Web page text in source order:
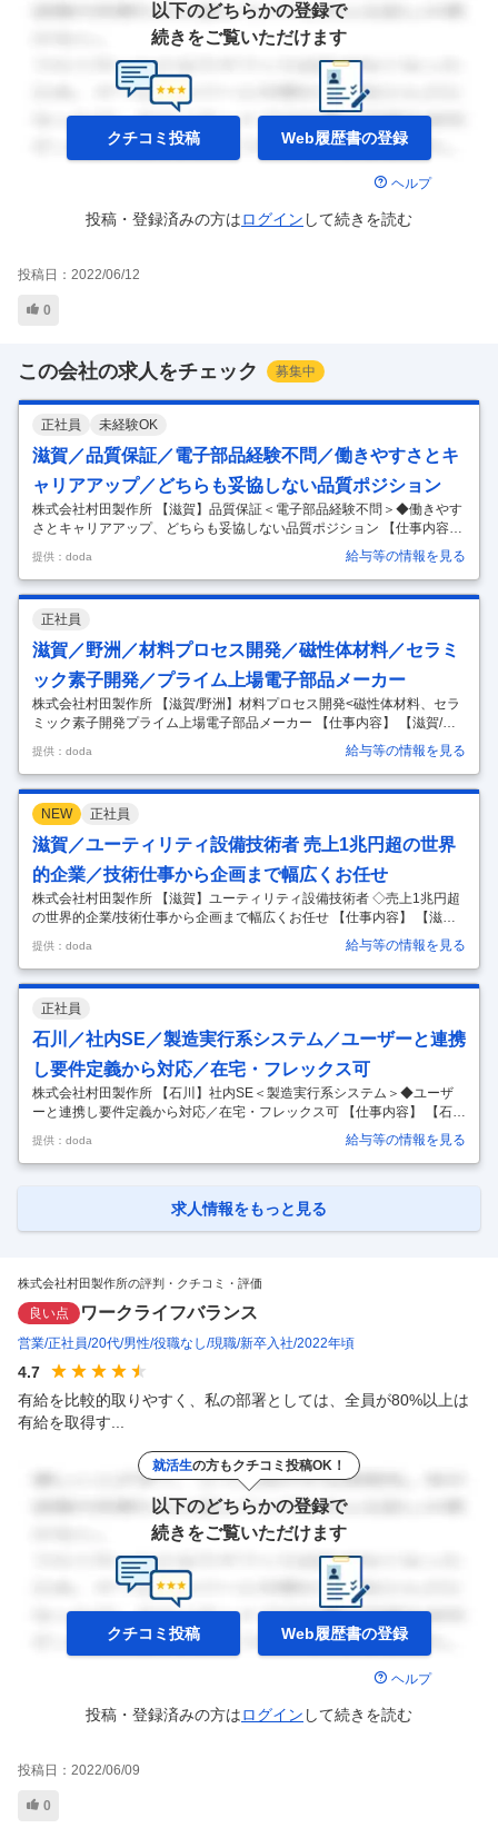
以下のどちらかの登録で
続きをご覧いただけます
クチコミ投稿 Web履歴書の登録
ヘルプ
投稿・登録済みの方はログイン して続きを読む
投稿日： 2022/06/12
0
この会社の求人をチェック 募集中
正社員 未経験OK
滋賀／品質保証／電子部品経験不問／働きやすさとキ
ャリアアップ／どちらも妥協しない品質ポジション
株式会社村田製作所 【滋賀】品質保証＜電子部品経験不問＞◆働きやす
さとキャリアアップ、どちらも妥協しない品質ポジション 【仕事内容】
【滋賀】品質保証＜電子部品経験不問＞◆働きやすさとキャリアアッ
プ、どちらも妥協しない品質ポジション 【具体的な仕事内容】 ～電子部
品経験不問。品質保証として、製品開発の源流から量産・グローバル展
開まで品質を創り込むことが可能です～ 電子部品の品質保証における、
以下業務を担当して頂きます。 ■業務詳細（業務例） ・新規開発取り組
みのプロジェクト会議に参加。開発目標やその評価方法の検討に品質視
点でアドバイスを行う。 ・既存量産品の材料・設計変更に対して品質視
点で参画…
提供：doda 給与等の情報を見る
正社員
滋賀／野洲／材料プロセス開発／磁性体材料／セラミ
ック素子開発／プライム上場電子部品メーカー
株式会社村田製作所 【滋賀/野洲】材料プロセス開発<磁性体材料、セラ
ミック素子開発プライム上場電子部品メーカー 【仕事内容】 【滋賀/野
洲】材料プロセス開発<磁性体材料、セラミック素子開発プライム上場
電子部品メーカー 【具体的な仕事内容】 電子部品向けの磁性材料の設
計、原料プロセスおよび窯業プロセスの技術開発に携わっていただきま
す。 業務の流れとしては、商品開発部門より「どんな性能のインダクタ
が必要で、そのためにどんなコアがいるか」というニーズを受けて、組
成の検討から、それを実現するためのプロセス開発までを担います。 ■
業務詳細 ・既存材料のQCDを抜本的に改善する取り組みを、工場の製造
プロセ…
提供：doda 給与等の情報を見る
NEW 正社員
滋賀／ユーティリティ設備技術者 売上1兆円超の世界
的企業／技術仕事から企画まで幅広くお任せ
株式会社村田製作所 【滋賀】ユーティリティ設備技術者 ◇売上1兆円超
の世界的企業/技術仕事から企画まで幅広くお任せ 【仕事内容】 【滋
賀】ユーティリティ設備技術者 ◇売上1兆円超の世界的企業/技術仕事か
ら企画まで幅広くお任せ 【具体的な仕事内容】 生産活動の土台となる工
場インフラ施設・ユーティリティ設備（電気/排水/ボイラー設備/空調
等）担当として、以下業務を担って頂きます。 ■業務詳細 ◇工場のユー
ティリティ設備全般の点検、メンテナンス計画、トラブル対応 ◇改修等
の工事における対応（工事会社の選定、調整、見積、稟議書作成など）
◇施設保全に関するテーマ（例:DXを活用した保全、体制検討など）…
提供：doda 給与等の情報を見る
正社員
石川／社内SE／製造実行系システム／ユーザーと連携
し要件定義から対応／在宅・フレックス可
株式会社村田製作所 【石川】社内SE＜製造実行系システム＞◆ユーザ
ーと連携し要件定義から対応／在宅・フレックス可 【仕事内容】 【石
川】社内SE＜製造実行系システム＞◆ユーザーと連携し要件定義から対
応／在宅・フレックス可 【具体的な仕事内容】 スマートファクトリー構
想実現に向け、製造実行系システム（MES等）の企画・開発・保守・運
理、要件定義など上流工程から開発・導入・標準化まで一貫して推進 ・
提供：doda 給与等の情報を見る
求人情報をもっと見る
株式会社村田製作所の評判・クチコミ・評価
良い点 ワークライフバランス
営業 正社員 20代 男性 役職なし 現職 新卒入社 2022年頃
4.7
有給を比較的取りやすく、私の部署としては、全員が80%以上は
有給を取得す...
就活生の方もクチコミ投稿OK！
以下のどちらかの登録で
続きをご覧いただけます
クチコミ投稿 Web履歴書の登録
ヘルプ
投稿・登録済みの方はログイン して続きを読む
投稿日： 2022/06/09
0